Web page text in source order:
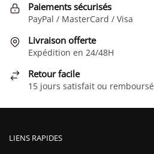
Paiements sécurisés
PayPal / MasterCard / Visa
Livraison offerte
Expédition en 24/48H
Retour facile
15 jours satisfait ou remboursé
LIENS RAPIDES